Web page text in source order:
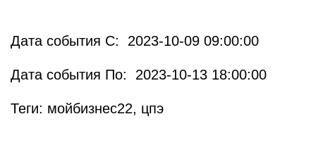
Дата события С: 2023-10-09 09:00:00
Дата события По: 2023-10-13 18:00:00
Теги: мойбизнес22, цпэ